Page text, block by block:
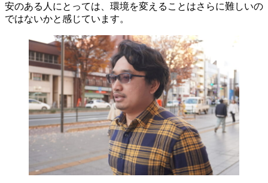
安のある人にとっては、環境を変えることはさらに難しいの
ではないかと感じています。